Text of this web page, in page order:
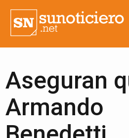
Aseguran
Armando